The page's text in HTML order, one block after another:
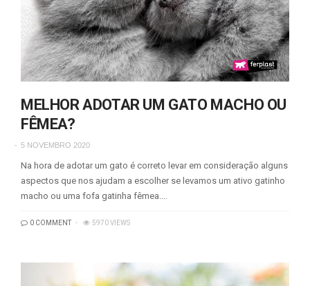
MELHOR ADOTAR UM GATO MACHO OU
FÊMEA?
5 NOVEMBRO 2020
Na hora de adotar um gato é correto levar em consideração alguns
aspectos que nos ajudam a escolher se levamos um ativo gatinho
macho ou uma fofa gatinha fêmea.…
0 COMMENT 5970 VIEWS